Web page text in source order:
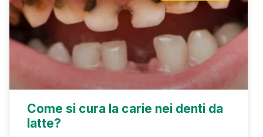
Come si cura la carie nei denti da
latte?